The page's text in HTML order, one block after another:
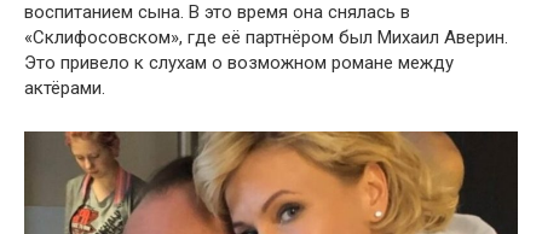
воспитанием сына. В это время она снялась в
«Склифосовском», где её партнёром был Михаил Аверин.
Это привело к слухам о возможном романе между
актёрами.